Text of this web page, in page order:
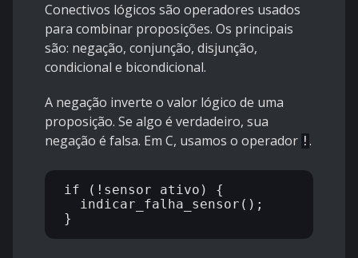
Conectivos lógicos são operadores usados
para combinar proposições. Os principais
são: negação, conjunção, disjunção,
condicional e bicondicional.
A negação inverte o valor lógico de uma
proposição. Se algo é verdadeiro, sua
negação é falsa. Em C, usamos o operador ! .
if (!sensor_ativo) {